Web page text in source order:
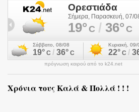
πρόγνωση καιρού από το k24.net
Χρόνια τους Καλά & Πολλά ! ! !